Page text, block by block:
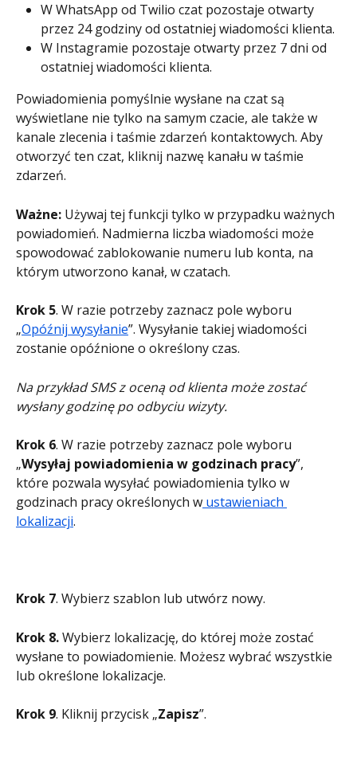
W WhatsApp od Twilio czat pozostaje otwarty
przez 24 godziny od ostatniej wiadomości klienta.
W Instagramie pozostaje otwarty przez 7 dni od
ostatniej wiadomości klienta.
Powiadomienia pomyślnie wysłane na czat są
wyświetlane nie tylko na samym czacie, ale także w
kanale zlecenia i taśmie zdarzeń kontaktowych. Aby
otworzyć ten czat, kliknij nazwę kanału w taśmie
zdarzeń.
Ważne: Używaj tej funkcji tylko w przypadku ważnych
powiadomień. Nadmierna liczba wiadomości może
spowodować zablokowanie numeru lub konta, na
którym utworzono kanał, w czatach.
Krok 5. W razie potrzeby zaznacz pole wyboru
„Opóźnij wysyłanie”. Wysyłanie takiej wiadomości
zostanie opóźnione o określony czas.
Na przykład SMS z oceną od klienta może zostać
wysłany godzinę po odbyciu wizyty.
Krok 6. W razie potrzeby zaznacz pole wyboru
„Wysyłaj powiadomienia w godzinach pracy”,
które pozwala wysyłać powiadomienia tylko w
godzinach pracy określonych w ustawieniach
lokalizacji.
Krok 7. Wybierz szablon lub utwórz nowy.
Krok 8. Wybierz lokalizację, do której może zostać
wysłane to powiadomienie. Możesz wybrać wszystkie
lub określone lokalizacje.
Krok 9. Kliknij przycisk „Zapisz”.